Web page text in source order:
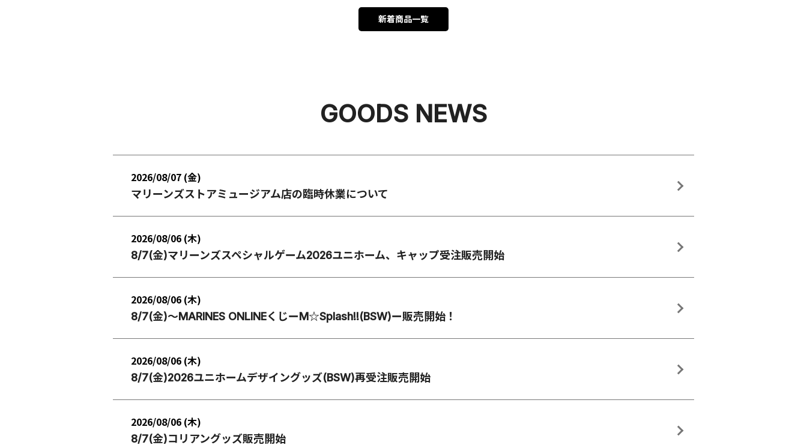
新着商品一覧
GOODS NEWS
2026/08/07 (金)
マリーンズストアミュージアム店の臨時休業について
2026/08/06 (木)
8/7(金)マリーンズスペシャルゲーム2026ユニホーム、キャップ受注販売開始
2026/08/06 (木)
8/7(金)～MARINES ONLINEくじーM☆Splash!!(BSW)ー販売開始！
2026/08/06 (木)
8/7(金)2026ユニホームデザイングッズ(BSW)再受注販売開始
2026/08/06 (木)
8/7(金)コリアングッズ販売開始